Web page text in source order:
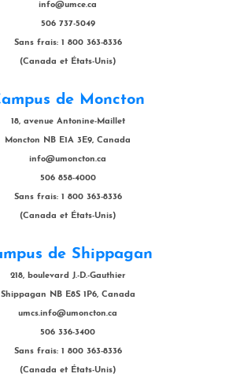
info@umce.ca
506 737-5049
Sans frais: 1 800 363-8336
(Canada et États-Unis)
de Moncton
18, avenue Antonine-Maillet
Moncton NB E1A 3E9, Canada
info@umoncton.ca
506 858-4000
Sans frais: 1 800 363-8336
(Canada et États-Unis)
de Shippagan
218, boulevard J.-D.-Gauthier
Shippagan NB E8S 1P6, Canada
umcs.info@umoncton.ca
506 336-3400
Sans frais: 1 800 363-8336
(Canada et États-Unis)